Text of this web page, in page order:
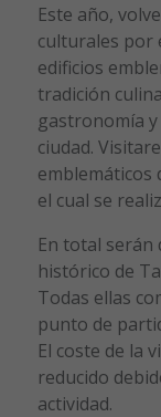
Este año,
culturales por
edificios
tradición
gastronomía
ciudad.
emblemáticos
el cual se
En total serán
histórico de
Todas ellas
punto de
El coste de la
reducido
actividad.